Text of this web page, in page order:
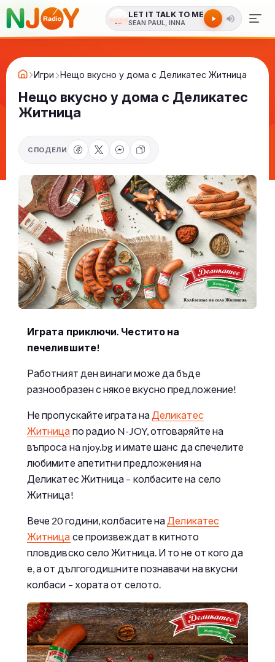
LET IT TALK TO ME
SEAN PAUL, INNA
Игри Нещо вкусно у дома с Деликатес Житница
Нещо вкусно у дома с Деликатес
Житница
СПОДЕЛИ
Играта приключи. Честито на
печелившите!
Работният ден винаги може да бъде
разнообразен с някое вкусно предложение!
Не пропускайте играта на Деликатес
Житница по радио N-JOY, отговаряйте на
въпроса на njoy.bg и имате шанс да спечелите
любимите апетитни предложения на
Деликатес Житница – колбасите на село
Житница!
Вече 20 години, колбасите на Деликатес
Житница се произвеждат в китното
пловдивско село Житница. И то не от кого да
е, а от дългогодишните познавачи на вкусни
колбаси – хората от селото.